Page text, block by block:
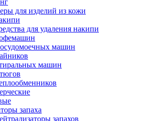
для изделий из кожи
для удаления накипи
машин
машин
запаха
запахов